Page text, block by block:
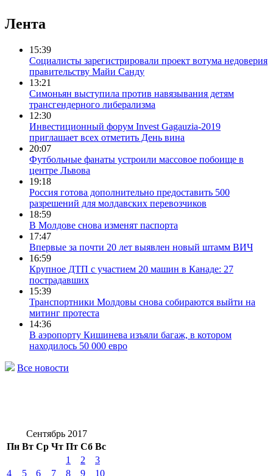
Лента
15:39
Социалисты зарегистрировали проект вотума недоверия
правительству Майи Санду
13:21
Симоньян выступила против навязывания детям
трансгендерного либерализма
12:30
Инвестиционный форум Invest Gagauzia-2019
приглашает всех отметить День вина
20:07
Футбольные фанаты устроили массовое побоище в
центре Львова
19:18
Россия готова дополнительно предоставить 500
разрешений для молдавских перевозчиков
18:59
В Молдове снова изменят паспорта
17:47
Впервые за почти 20 лет выявлен новый штамм ВИЧ
16:59
Крупное ДТП с участием 20 машин в Канаде: 27
пострадавших
15:39
Транспортники Молдовы снова собираются выйти на
митинг протеста
14:36
В аэропорту Кишинева изъяли багаж, в котором
находилось 50 000 евро
Все новости
Сентябрь 2017
Пн Вт Ср Чт Пт Сб Вс
1 2
3
4
5 6 7 8 9
10